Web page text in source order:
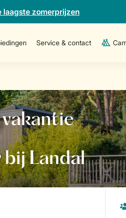
laagste zomerprijzen
Service & contact